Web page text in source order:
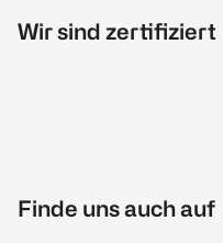
Wir sind zertifiziert
Finde uns auch auf